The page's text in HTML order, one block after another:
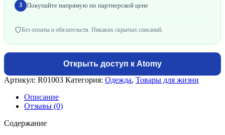
3 Покупайте напрямую по партнерской цене
Без оплаты и обязательств. Никаких скрытых списаний.
Открыть доступ к Atomy
Артикул: R01003 Категория: Одежда, Товары для жизни
Описание
Отзывы (0)
Содержание